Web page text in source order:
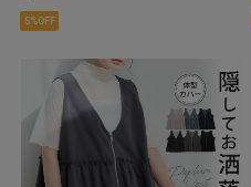
5%OFF